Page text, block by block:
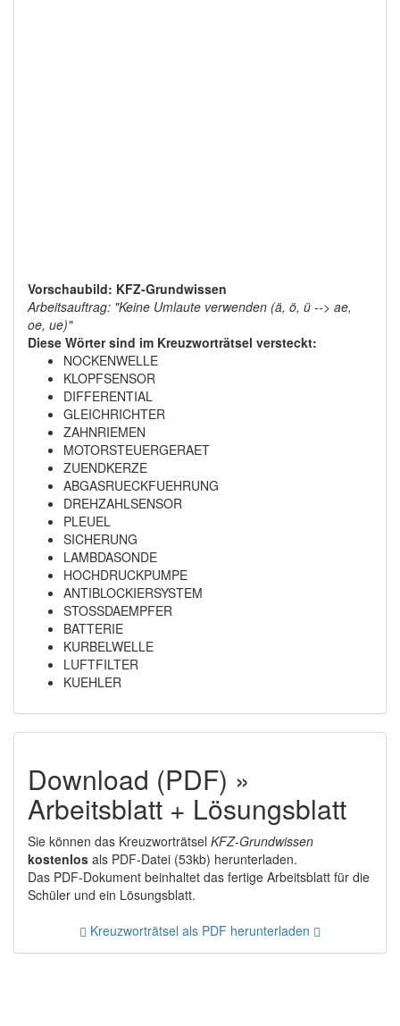
Vorschaubild: KFZ-Grundwissen
Arbeitsauftrag: "Keine Umlaute verwenden (ä, ö, ü --> ae,
oe, ue)"
Diese Wörter sind im Kreuzworträtsel versteckt:
NOCKENWELLE
KLOPFSENSOR
DIFFERENTIAL
GLEICHRICHTER
ZAHNRIEMEN
MOTORSTEUERGERAET
ZUENDKERZE
ABGASRUECKFUEHRUNG
DREHZAHLSENSOR
PLEUEL
SICHERUNG
LAMBDASONDE
HOCHDRUCKPUMPE
ANTIBLOCKIERSYSTEM
STOSSDAEMPFER
BATTERIE
KURBELWELLE
LUFTFILTER
KUEHLER
Download (PDF) »
Arbeitsblatt + Lösungsblatt
Sie können das Kreuzworträtsel KFZ-Grundwissen
kostenlos als PDF-Datei (53kb) herunterladen.
Das PDF-Dokument beinhaltet das fertige Arbeitsblatt für die
Schüler und ein Lösungsblatt.
Kreuzworträtsel als PDF herunterladen